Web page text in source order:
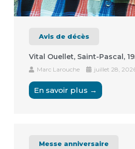
Avis de décès
Vital Ouellet, Saint-Pascal,
Marc Larouche juillet 28,
En savoir plus →
Messe anniversaire